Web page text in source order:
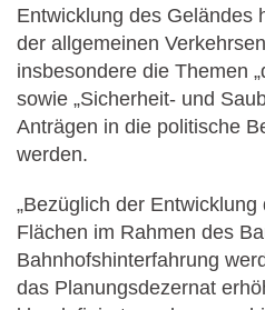
Entwicklung des Geländes
der allgemeinen
insbesondere die Themen
sowie „Sicherheit- und
Anträgen in die politische
werden.
„Bezüglich der
Flächen im Rahmen des
Bahnhofshinterfahrung
das Planungsdezernat